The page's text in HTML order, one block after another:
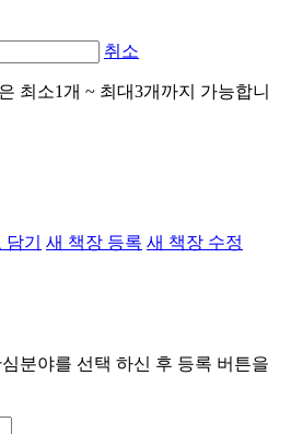
취소
최소1개 ~ 최대3개까지 가능합니
기 새 책장 등록 새 책장 수정
분야를 선택 하신 후 등록 버튼을